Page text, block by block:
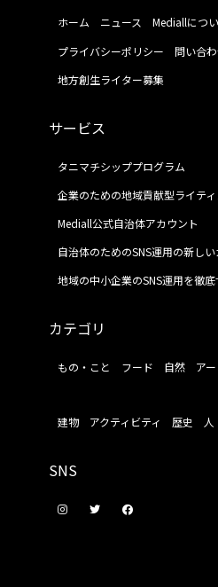
ホーム ニュース Mediallにつ
プライバシーポリシー
問い合
地方創生ライター募集
サービス
タニマチシッププログラム
企業のための地域貢献型ライテ
Mediall公式自治体アカウント
自治体のためのSNS運用の新し
地域の中小企業のSNS運用を徹底
カテゴリ
もの・こと フード 自然 アー
建物 アクティビティ 歴史 人
SNS